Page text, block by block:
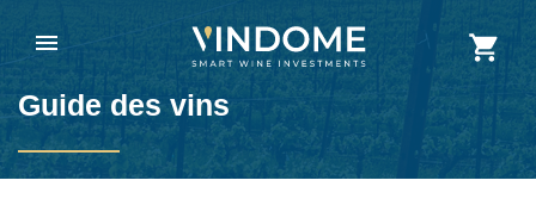
Guide des vins